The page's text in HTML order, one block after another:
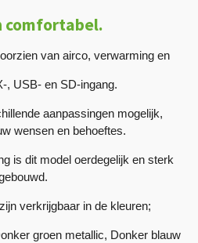
comfortabel.
van airco, verwarming en
, USB- en SD-ingang.
aanpassingen mogelijk,
wensen en behoeftes.
is dit model oerdegelijk en sterk
verkrijgbaar in de kleuren;
groen metallic, Donker blauw